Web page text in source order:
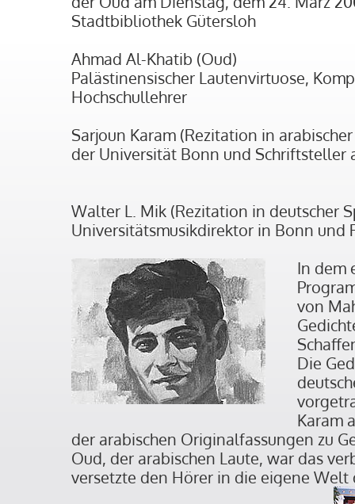
Stadtbibliothek Gütersloh
Ahmad Al-Khatib (Oud)
Palästinensischer Lautenvirtuose,
Hochschullehrer
Sarjoun Karam (Rezitation in
der Universität Bonn und Schriftsteller
Walter L. Mik (Rezitation in deutscher
Universitätsmusikdirektor in Bonn und
In dem
von
Die
Karam
der arabischen Originalfassungen zu
Oud, der arabischen Laute, war das
versetzte den Hörer in die eigene Welt